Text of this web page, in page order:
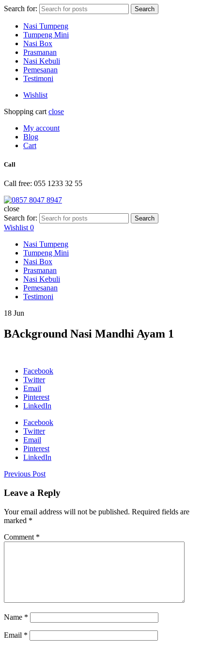
Search for: Search
Nasi Tumpeng
Tumpeng Mini
Nasi Box
Prasmanan
Nasi Kebuli
Pemesanan
Testimoni
Wishlist
Shopping cart close
My account
Blog
Cart
Call
Call free: 055 1233 32 55
close
Search for:
Search
Wishlist 0
Nasi Tumpeng
Tumpeng Mini
Nasi Box
Prasmanan
Nasi Kebuli
Pemesanan
Testimoni
18 Jun
BAckground Nasi Mandhi Ayam 1
Facebook
Twitter
Email
Pinterest
LinkedIn
Facebook
Twitter
Email
Pinterest
LinkedIn
Previous Post
Leave a Reply
Your email address will not be published. Required fields are
marked *
Comment *
Name *
Email *